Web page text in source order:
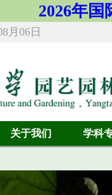
2026年
月06日
关于我们 学科